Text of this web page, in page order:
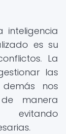
inteligencia
es su
La
las
nos
manera